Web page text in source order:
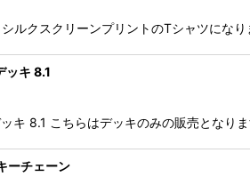
絞り込む
ルクスクリーンプリントのTシャツにな
ッキ 8.1
キ 8.1 こちらはデッキのみの販売とな
ーチェーン